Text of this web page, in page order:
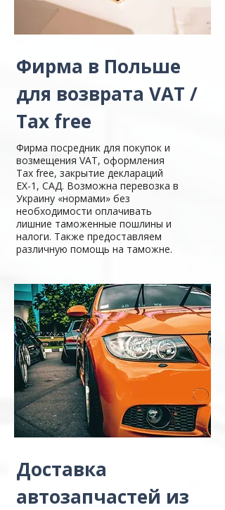
Фирма в Польше
для возврата VAT /
Tax free
Фирма посредник для покупок и
возмещения VAT, оформления
Tax free, закрытие деклараций
ЕХ-1, САД. Возможна перевозка в
Украину «нормами» без
необходимости оплачивать
лишние таможенные пошлины и
налоги. Также предоставляем
различную помощь на таможне.
Доставка
автозапчастей из